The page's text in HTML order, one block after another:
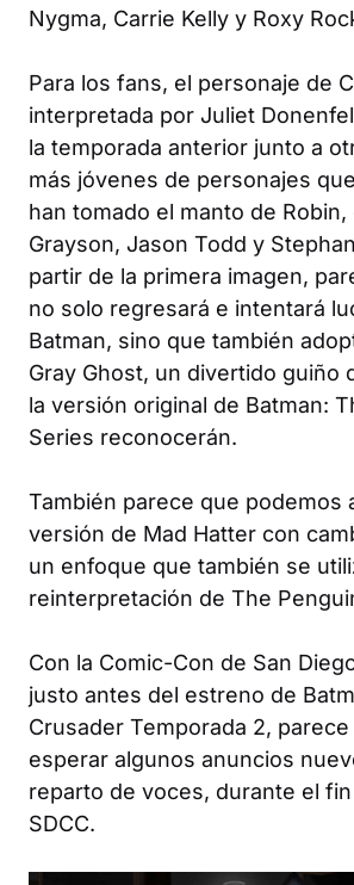
Nygma, Carrie Kelly y Roxy
Para los fans, el personaje de
interpretada por Juliet
la temporada anterior junto a
más jóvenes de personajes
han tomado el manto de Robin,
Grayson, Jason Todd y
partir de la primera imagen,
no solo regresará e intentará
Batman, sino que también
Gray Ghost, un divertido guiño
la versión original de Batman:
Series reconocerán.
También parece que podemos
versión de Mad Hatter con
un enfoque que también se
reinterpretación de The
Con la Comic-Con de San
justo antes del estreno de
Crusader Temporada 2,
esperar algunos anuncios
reparto de voces, durante el
SDCC.